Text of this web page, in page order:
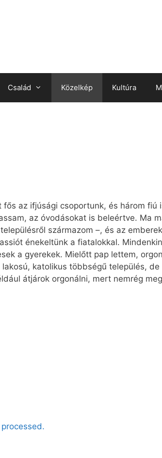
Család Közelkép Kultúra
az ifjúsági csoportunk, és három fiú
az óvodásokat is beleértve. Ma
származom –, és az
énekeltünk a fiatalokkal.
a gyerekek. Mielőtt pap lettem,
katolikus többségű település, de
átjárok orgonálni, mert nemrég